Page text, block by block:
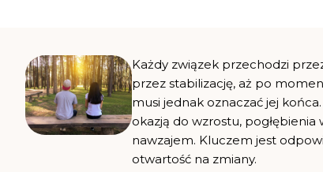
Każdy związek przechodzi
przez stabilizację, aż po
musi jednak oznaczać jej
okazją do wzrostu,
nawzajem. Kluczem jest
otwartość na zmiany.